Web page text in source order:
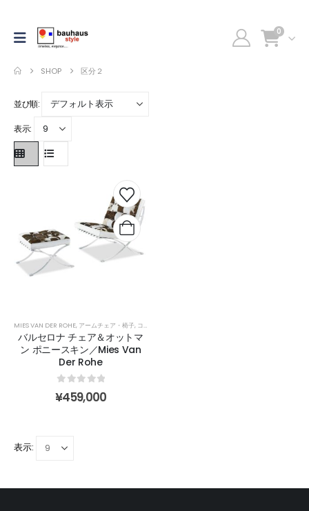
0
SHOP 区分２
並び順:
表示:
MIES VAN DER ROHE, アームチェア・椅子, コレクション
バルセロナ チェア＆オットマ
ン ポニースキン／Mies Van
Der Rohe
out of 5
¥459,000
表示: